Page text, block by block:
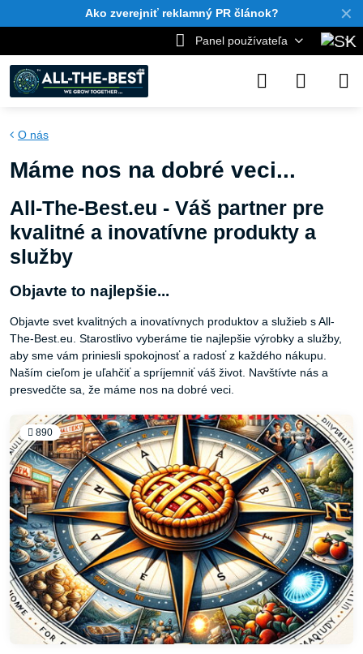
✕
Ako zverejniť reklamný PR článok?
Panel používateľa
O nás
Máme nos na dobré veci...
All-The-Best.eu - Váš partner pre
kvalitné a inovatívne produkty a
služby
Objavte to najlepšie...
Objavte svet kvalitných a inovatívnych produktov a služieb s All-
The-Best.eu. Starostlivo vyberáme tie najlepšie výrobky a služby,
aby sme vám priniesli spokojnosť a radosť z každého nákupu.
Naším cieľom je uľahčiť a spríjemniť váš život. Navštívte nás a
presvedčte sa, že máme nos na dobré veci.
890